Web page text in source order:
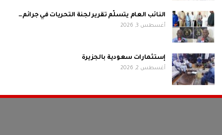
النائب العام يتسلّم تقرير لجنة التحريات في جرائم…
أغسطس 3, 2026
إستثمارات سعودية بالجزيرة
أغسطس 2, 2026